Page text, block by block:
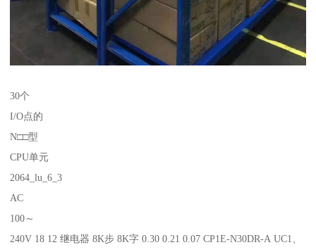
30个
I/O点的
N□□型
CPU单元
2064_lu_6_3
AC
100～
240V 18 12 继电器 8K步 8K字 0.30 0.21 0.07 CP1E-N30DR-A UC1、